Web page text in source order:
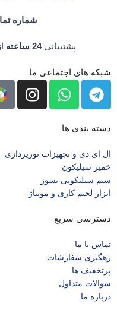
شماره
پشتیبانی24 ساعته
شبکه های اجتماعی ما
دسته بندی ها
ال‌ ای‌ دی و تجهیزات نورپردازی
خمیر سیلیکون
سیم سیلیکونی نسوز
ابزار لحیم کاری و مونتاژ
دسترسی سریع
تماس با ما
رهگیری سفارشات
پرتخفیف ها
سوالات متداول
درباره ما